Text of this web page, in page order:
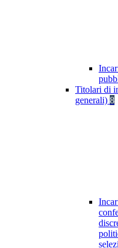
Titolari di
generali) 8